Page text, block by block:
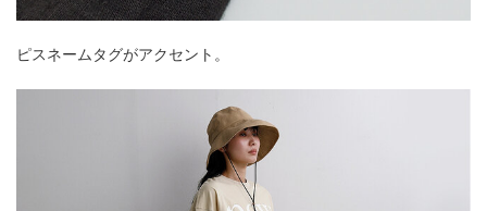
ピスネームタグがアクセント。